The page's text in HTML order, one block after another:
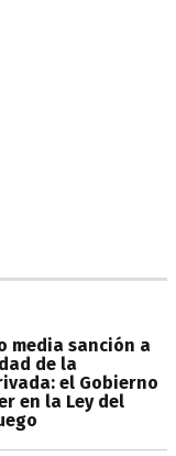
media sanción a
de la
el Gobierno
en la Ley del